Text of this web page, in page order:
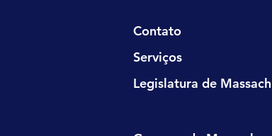
Contato
Serviços